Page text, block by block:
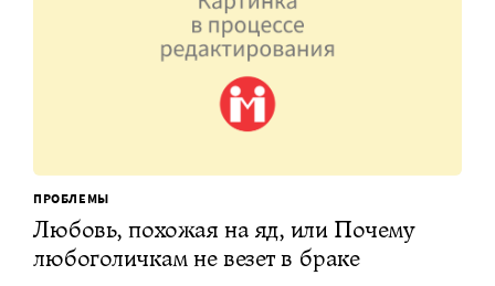
ПРОБЛЕМЫ
Любовь, похожая на яд, или Почему
любоголичкам не везет в браке